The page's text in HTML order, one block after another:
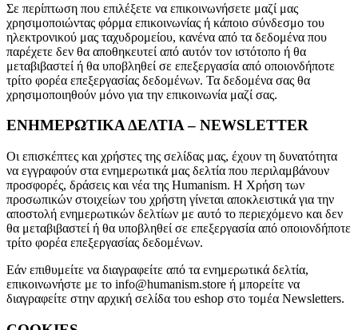
Σε περίπτωση που επιλέξετε να επικοινωνήσετε μαζί μας
χρησιμοποιώντας φόρμα επικοινωνίας ή κάποιο σύνδεσμο του
ηλεκτρονικού μας ταχυδρομείου, κανένα από τα δεδομένα που
παρέχετε δεν θα αποθηκευτεί από αυτόν τον ιστότοπο ή θα
μεταβιβαστεί ή θα υποβληθεί σε επεξεργασία από οποιονδήποτε
τρίτο φορέα επεξεργασίας δεδομένων. Τα δεδομένα σας θα
χρησιμοποιηθούν μόνο για την επικοινωνία μαζί σας.
ΕΝΗΜΕΡΩΤΙΚΑ ΔΕΛΤΙΑ – NEWSLETTER
Οι επισκέπτες και χρήστες της σελίδας μας, έχουν τη δυνατότητα
να εγγραφούν στα ενημερωτικά μας δελτία που περιλαμβάνουν
προσφορές, δράσεις και νέα της Humanism. Η Χρήση των
προσωπικών στοιχείων του χρήστη γίνεται αποκλειστικά για την
αποστολή ενημερωτικών δελτίων με αυτό το περιεχόμενο και δεν
θα μεταβιβαστεί ή θα υποβληθεί σε επεξεργασία από οποιονδήποτε
τρίτο φορέα επεξεργασίας δεδομένων.
Εάν επιθυμείτε να διαγραφείτε από τα ενημερωτικά δελτία,
επικοινωνήστε με το info@humanism.store ή μπορείτε να
διαγραφείτε στην αρχική σελίδα του eshop στο τομέα Newsletters.